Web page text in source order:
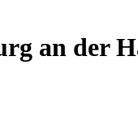
an der